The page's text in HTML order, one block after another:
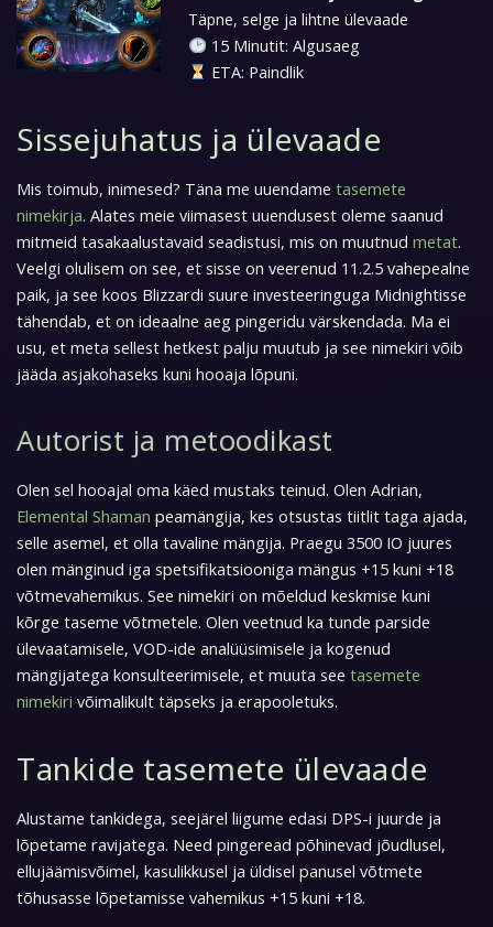
Täpne, selge ja lihtne ülevaade
15 Minutit: Algusaeg
ETA: Paindlik
Sissejuhatus ja ülevaade
Mis toimub, inimesed? Täna me uuendame tasemete
nimekirja. Alates meie viimasest uuendusest oleme saanud
mitmeid tasakaalustavaid seadistusi, mis on muutnud metat.
Veelgi olulisem on see, et sisse on veerenud 11.2.5 vahepealne
paik, ja see koos Blizzardi suure investeeringuga Midnightisse
tähendab, et on ideaalne aeg pingeridu värskendada. Ma ei
usu, et meta sellest hetkest palju muutub ja see nimekiri võib
jääda asjakohaseks kuni hooaja lõpuni.
Autorist ja metoodikast
Olen sel hooajal oma käed mustaks teinud. Olen Adrian,
Elemental Shaman peamängija, kes otsustas tiitlit taga ajada,
selle asemel, et olla tavaline mängija. Praegu 3500 IO juures
olen mänginud iga spetsifikatsiooniga mängus +15 kuni +18
võtmevahemikus. See nimekiri on mõeldud keskmise kuni
kõrge taseme võtmetele. Olen veetnud ka tunde parside
ülevaatamisele, VOD-ide analüüsimisele ja kogenud
mängijatega konsulteerimisele, et muuta see tasemete
nimekiri võimalikult täpseks ja erapooletuks.
Tankide tasemete ülevaade
Alustame tankidega, seejärel liigume edasi DPS-i juurde ja
lõpetame ravijatega. Need pingeread põhinevad jõudlusel,
ellujäämisvõimel, kasulikkusel ja üldisel panusel võtmete
tõhusasse lõpetamisse vahemikus +15 kuni +18.